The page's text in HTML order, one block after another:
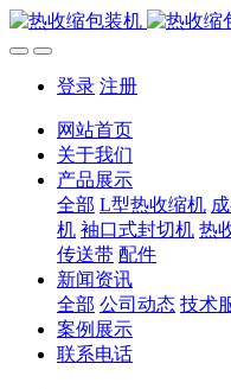
登录 注册
网站首页
关于我们
产品展示
全部 L型热收缩机
机 袖口式封切机 热
传送带 配件
新闻资讯
全部 公司动态 技术
案例展示
联系电话